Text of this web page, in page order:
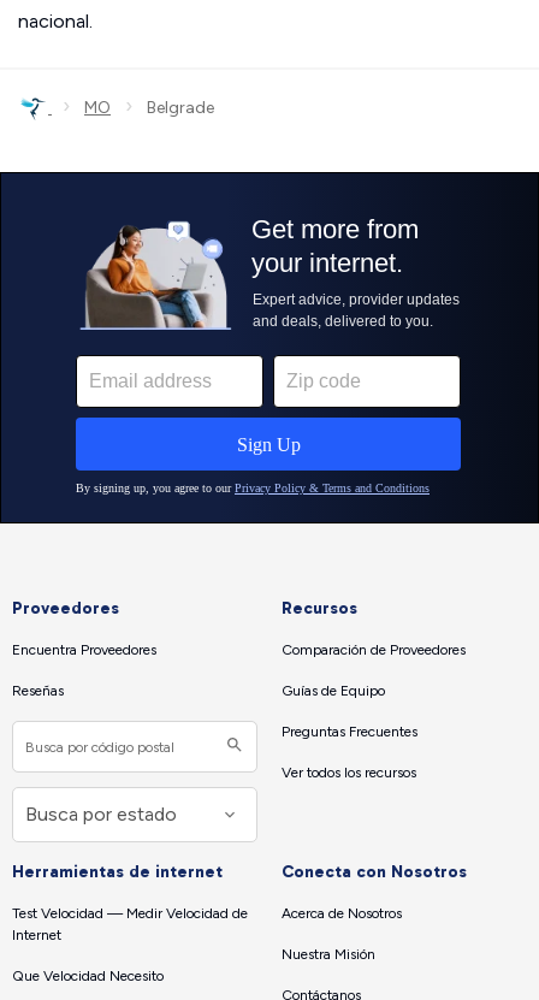
nacional.
› MO › Belgrade
Proveedores
Encuentra Proveedores
Reseñas
Recursos
Comparación de Proveedores
Guías de Equipo
Preguntas Frecuentes
Ver todos los recursos
Herramientas de internet
Test Velocidad — Medir Velocidad de
Internet
Que Velocidad Necesito
Conecta con Nosotros
Acerca de Nosotros
Nuestra Misión
Contáctanos